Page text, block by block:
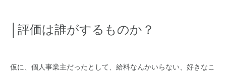
│評価は誰がするものか？
仮に、個人事業主だったとして、給料なんかいらない、好きなこ